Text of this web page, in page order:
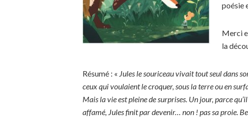
poésie
Merci
la
Résumé : « Jules le souriceau vivait tout seul dans
ceux qui voulaient le croquer, sous la terre ou en
Mais la vie est pleine de surprises. Un jour, parce
affamé, Jules finit par devenir… non ! pas sa proie.